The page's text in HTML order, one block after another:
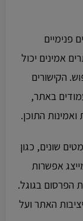
פנימיים
אמינים יכול
הקישורים
באתר,
התוכן.
שונים, כגון
אפשרות
הפרסום בגוגל.
האתר ועל